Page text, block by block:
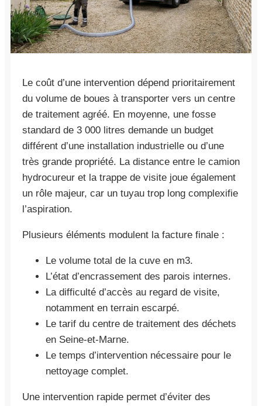
Le coût d’une intervention dépend prioritairement
du volume de boues à transporter vers un centre
de traitement agréé. En moyenne, une fosse
standard de 3 000 litres demande un budget
différent d’une installation industrielle ou d’une
très grande propriété. La distance entre le camion
hydrocureur et la trappe de visite joue également
un rôle majeur, car un tuyau trop long complexifie
l’aspiration.
Plusieurs éléments modulent la facture finale :
Le volume total de la cuve en m3.
L’état d’encrassement des parois internes.
La difficulté d’accès au regard de visite,
notamment en terrain escarpé.
Le tarif du centre de traitement des déchets
en Seine-et-Marne.
Le temps d’intervention nécessaire pour le
nettoyage complet.
Une intervention rapide permet d’éviter des